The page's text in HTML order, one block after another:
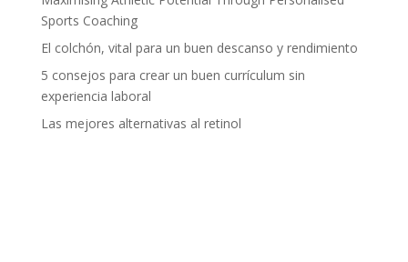
Sports Coaching
El colchón, vital para un buen descanso y rendimiento
5 consejos para crear un buen currículum sin
experiencia laboral
Las mejores alternativas al retinol